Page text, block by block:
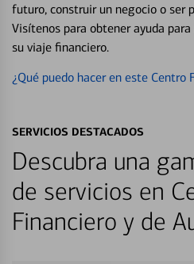
futuro, construir un negocio o ser
Visítenos para obtener ayuda
su viaje financiero.
¿Qué puedo hacer en este Centro
SERVICIOS DESTACADOS
Descubra una
de servicios en
Financiero y de